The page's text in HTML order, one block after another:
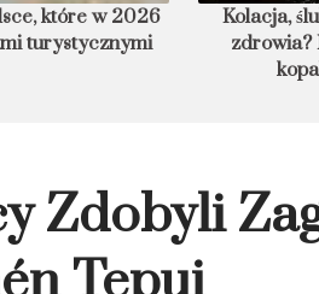
które w 2026 roku
Kolacja,
zdrowia?
Zdobyli